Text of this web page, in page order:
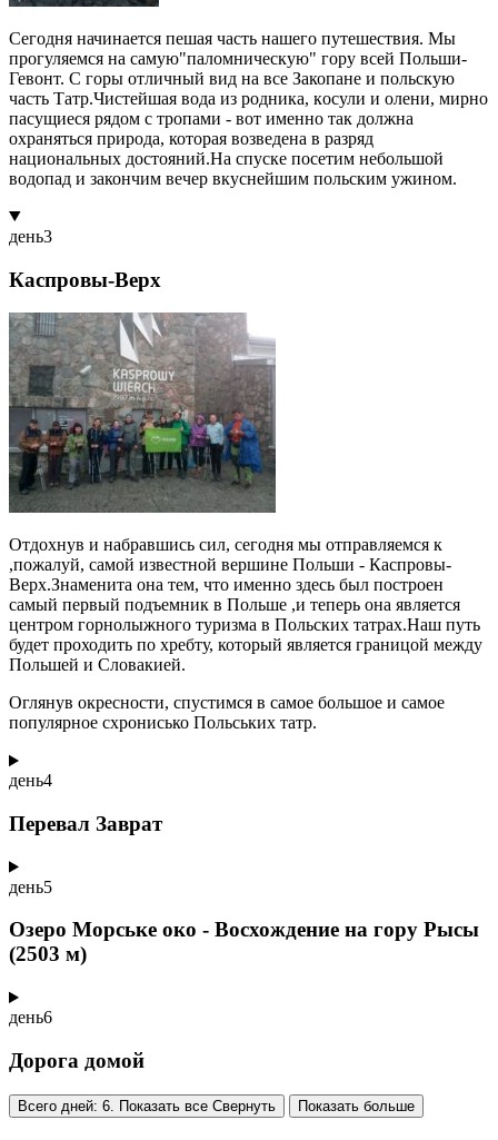
Сегодня начинается пешая часть нашего путешествия. Мы
прогуляемся на самую"паломническую" гору всей Польши-
Гевонт. С горы отличный вид на все Закопане и польскую
часть Татр.Чистейшая вода из родника, косули и олени, мирно
пасущиеся рядом с тропами - вот именно так должна
охраняться природа, которая возведена в разряд
национальных достояний.На спуске посетим небольшой
водопад и закончим вечер вкуснейшим польским ужином.
день3
Каспровы-Верх
Отдохнув и набравшись сил, сегодня мы отправляемся к
,пожалуй, самой известной вершине Польши - Каспровы-
Верх.Знаменита она тем, что именно здесь был построен
самый первый подъемник в Польше ,и теперь она является
центром горнолыжного туризма в Польских татрах.Наш путь
будет проходить по хребту, который является границой между
Польшей и Словакией.
Оглянув окресности, спустимся в самое большое и самое
популярное схронисько Польських татр.
день4
Перевал Заврат
день5
Озеро Морське око - Восхождение на гору Рысы
(2503 м)
день6
Дорога домой
Всего дней: 6. Показать все Свернуть Показать больше